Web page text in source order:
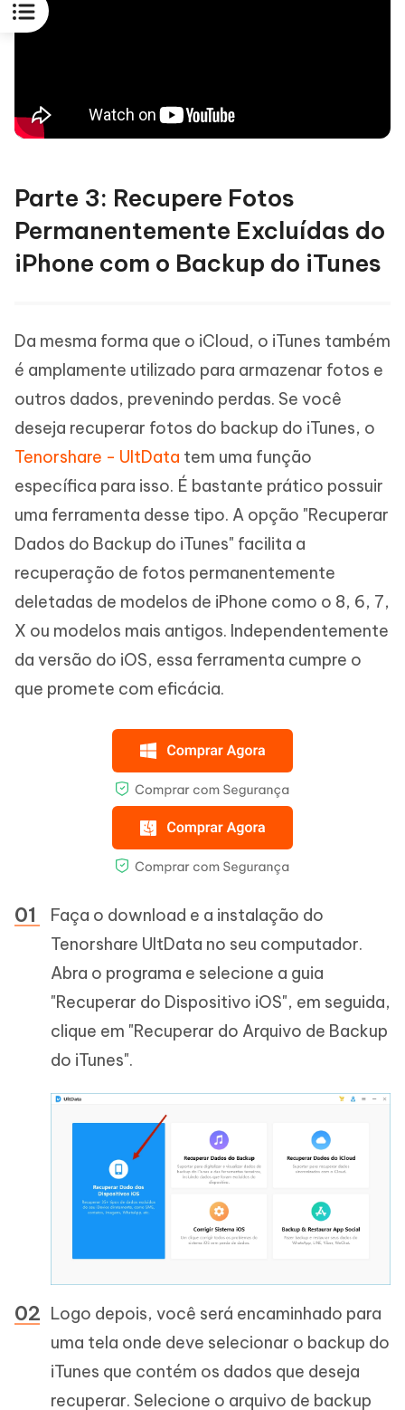
Parte 3: Recupere Fotos
Permanentemente Excluídas do
iPhone com o Backup do iTunes
Da mesma forma que o iCloud, o iTunes também
é amplamente utilizado para armazenar fotos e
outros dados, prevenindo perdas. Se você
deseja recuperar fotos do backup do iTunes, o
Tenorshare - UltData tem uma função
específica para isso. É bastante prático possuir
uma ferramenta desse tipo. A opção "Recuperar
Dados do Backup do iTunes" facilita a
recuperação de fotos permanentemente
deletadas de modelos de iPhone como o 8, 6, 7,
X ou modelos mais antigos. Independentemente
da versão do iOS, essa ferramenta cumpre o
que promete com eficácia.
Faça o download e a instalação do
Tenorshare UltData no seu computador.
Abra o programa e selecione a guia
"Recuperar do Dispositivo iOS", em seguida,
clique em "Recuperar do Arquivo de Backup
do iTunes".
Logo depois, você será encaminhado para
uma tela onde deve selecionar o backup do
iTunes que contém os dados que deseja
recuperar. Selecione o arquivo de backup